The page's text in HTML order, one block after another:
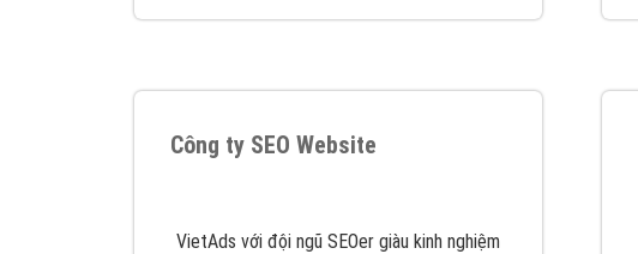
Công ty SEO Website
VietAds với đội ngũ SEOer giàu kinh nghiệm